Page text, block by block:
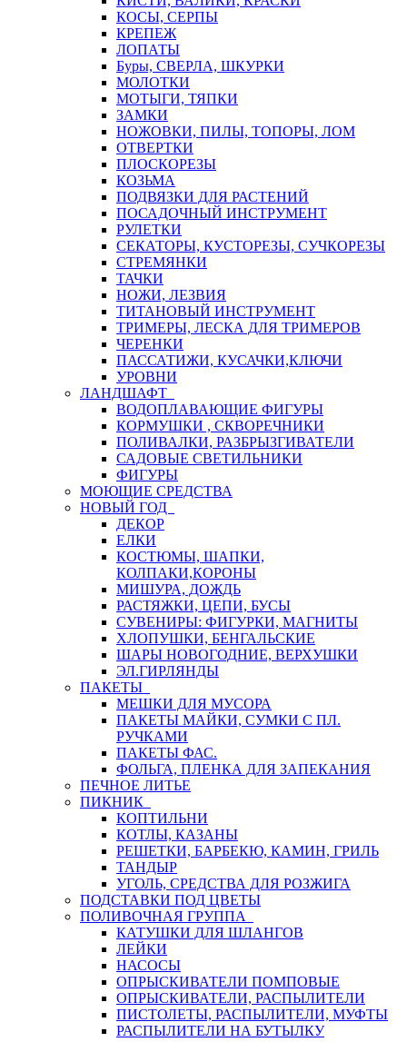
КОСЫ, СЕРПЫ
КРЕПЕЖ
ЛОПАТЫ
Буры, СВЕРЛА, ШКУРКИ
МОЛОТКИ
МОТЫГИ, ТЯПКИ
ЗАМКИ
НОЖОВКИ, ПИЛЫ, ТОПОРЫ, ЛОМ
ОТВЕРТКИ
ПЛОСКОРЕЗЫ
КОЗЬМА
ПОДВЯЗКИ ДЛЯ РАСТЕНИЙ
ПОСАДОЧНЫЙ ИНСТРУМЕНТ
РУЛЕТКИ
СЕКАТОРЫ, КУСТОРЕЗЫ, СУЧКОРЕЗЫ
СТРЕМЯНКИ
ТАЧКИ
НОЖИ, ЛЕЗВИЯ
ТИТАНОВЫЙ ИНСТРУМЕНТ
ТРИМЕРЫ, ЛЕСКА ДЛЯ ТРИМЕРОВ
ЧЕРЕНКИ
ПАССАТИЖИ, КУСАЧКИ,КЛЮЧИ
УРОВНИ
ЛАНДШАФТ
ВОДОПЛАВАЮЩИЕ ФИГУРЫ
КОРМУШКИ , СКВОРЕЧНИКИ
ПОЛИВАЛКИ, РАЗБРЫЗГИВАТЕЛИ
САДОВЫЕ СВЕТИЛЬНИКИ
ФИГУРЫ
МОЮЩИЕ СРЕДСТВА
НОВЫЙ ГОД
ДЕКОР
ЕЛКИ
КОСТЮМЫ, ШАПКИ,
КОЛПАКИ,КОРОНЫ
МИШУРА, ДОЖДЬ
РАСТЯЖКИ, ЦЕПИ, БУСЫ
СУВЕНИРЫ: ФИГУРКИ, МАГНИТЫ
ХЛОПУШКИ, БЕНГАЛЬСКИЕ
ШАРЫ НОВОГОДНИЕ, ВЕРХУШКИ
ЭЛ.ГИРЛЯНДЫ
ПАКЕТЫ
МЕШКИ ДЛЯ МУСОРА
ПАКЕТЫ МАЙКИ, СУМКИ С ПЛ.
РУЧКАМИ
ПАКЕТЫ ФАС.
ФОЛЬГА, ПЛЕНКА ДЛЯ ЗАПЕКАНИЯ
ПЕЧНОЕ ЛИТЬЕ
ПИКНИК
КОПТИЛЬНИ
КОТЛЫ, КАЗАНЫ
РЕШЕТКИ, БАРБЕКЮ, КАМИН, ГРИЛЬ
ТАНДЫР
УГОЛЬ, СРЕДСТВА ДЛЯ РОЗЖИГА
ПОДСТАВКИ ПОД ЦВЕТЫ
ПОЛИВОЧНАЯ ГРУППА
КАТУШКИ ДЛЯ ШЛАНГОВ
ЛЕЙКИ
НАСОСЫ
ОПРЫСКИВАТЕЛИ ПОМПОВЫЕ
ОПРЫСКИВАТЕЛИ, РАСПЫЛИТЕЛИ
ПИСТОЛЕТЫ, РАСПЫЛИТЕЛИ, МУФТЫ
РАСПЫЛИТЕЛИ НА БУТЫЛКУ